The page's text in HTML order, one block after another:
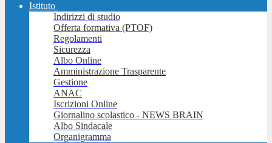
Istituto
Indirizzi di studio
Offerta formativa (PTOF)
Regolamenti
Sicurezza
Albo Online
Amministrazione Trasparente
Gestione
ANAC
Iscrizioni Online
Giornalino scolastico - NEWS BRAIN
Albo Sindacale
Organigramma